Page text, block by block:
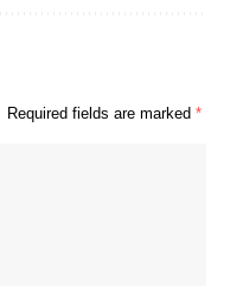
Required fields are marked *